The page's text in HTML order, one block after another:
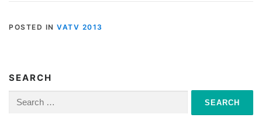
POSTED IN VATV 2013
SEARCH
for: